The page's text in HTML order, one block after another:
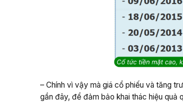
– Chính vì vậy mà giá cổ phiếu và tăng
gần đây, để đảm bảo khai thác hiệu